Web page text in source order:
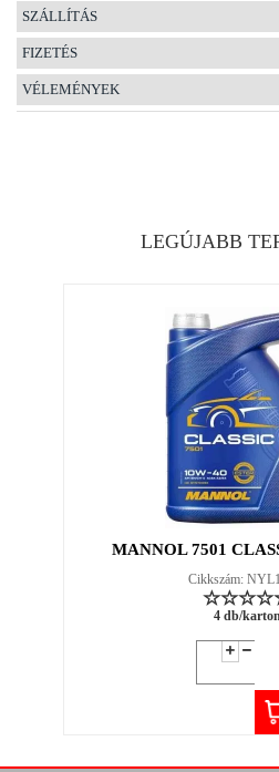
SZÁLLÍTÁS
FIZETÉS
VÉLEMÉNYEK
LEGÚJABB
MANNOL 7501
Cikkszám:
4 db/